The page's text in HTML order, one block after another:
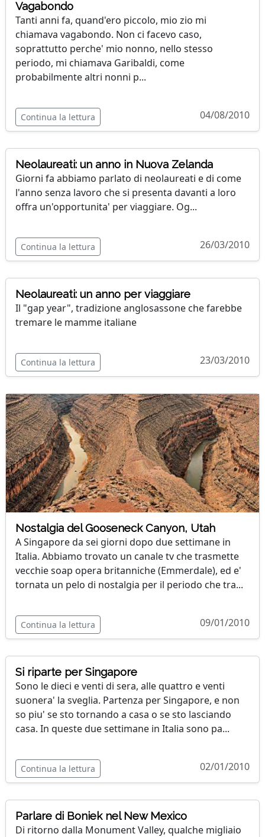
Vagabondo
Tanti anni fa, quand'ero piccolo, mio zio mi
chiamava vagabondo. Non ci facevo caso,
soprattutto perche' mio nonno, nello stesso
periodo, mi chiamava Garibaldi, come
probabilmente altri nonni p...
Continua la lettura 04/08/2010
Neolaureati: un anno in Nuova Zelanda
Giorni fa abbiamo parlato di neolaureati e di come
l'anno senza lavoro che si presenta davanti a loro
offra un'opportunita' per viaggiare. Og...
Continua la lettura 26/03/2010
Neolaureati: un anno per viaggiare
Il "gap year", tradizione anglosassone che farebbe
tremare le mamme italiane
Continua la lettura 23/03/2010
Nostalgia del Gooseneck Canyon, Utah
A Singapore da sei giorni dopo due settimane in
Italia. Abbiamo trovato un canale tv che trasmette
vecchie soap opera britanniche (Emmerdale), ed e'
tornata un pelo di nostalgia per il periodo che tra...
Continua la lettura 09/01/2010
Si riparte per Singapore
Sono le dieci e venti di sera, alle quattro e venti
suonera' la sveglia. Partenza per Singapore, e non
so piu' se sto tornando a casa o se sto lasciando
casa. In queste due settimane in Italia sono pa...
Continua la lettura 02/01/2010
Parlare di Boniek nel New Mexico
Di ritorno dalla Monument Valley, qualche migliaio